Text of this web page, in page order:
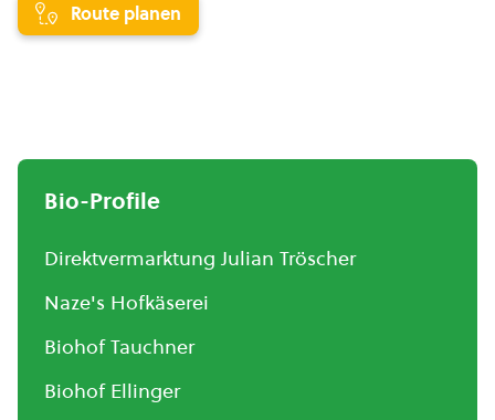
Route planen
Bio-Profile
Direktvermarktung Julian Tröscher
Naze's Hofkäserei
Biohof Tauchner
Biohof Ellinger